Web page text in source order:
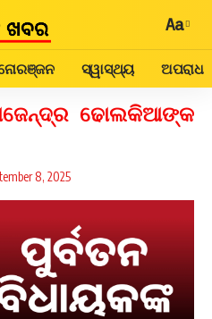
Aa
ସ୍ୱାସ୍ଥ୍ୟ ଅପରାଧ
ଢୋଲକିଆଙ୍କ
8, 2025